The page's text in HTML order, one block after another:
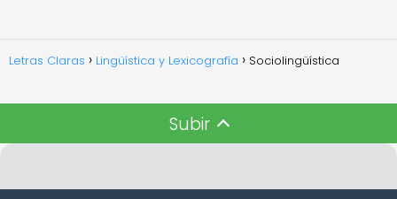
Letras Claras Lingüística y Lexicografía Sociolingüística
Subir